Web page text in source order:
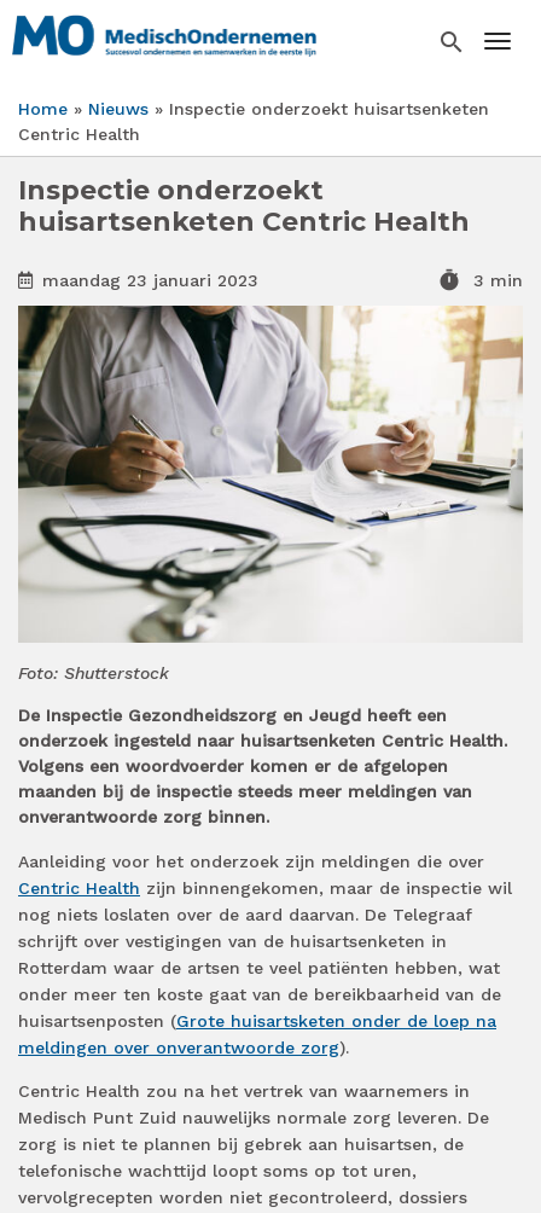
Overslaan
en
inhoud
gaan
search
Kruimelpad
Home Nieuws
Inspectie onderzoekt huisartsenketen
Centric Health
Inspectie onderzoekt
huisartsenketen Centric Health
maandag 23 januari 2023 timer 3 min
Foto: Shutterstock
De Inspectie Gezondheidszorg en Jeugd heeft een
onderzoek ingesteld naar huisartsenketen Centric Health.
Volgens een woordvoerder komen er de afgelopen
maanden bij de inspectie steeds meer meldingen van
onverantwoorde zorg binnen.
Aanleiding voor het onderzoek zijn meldingen die over
Centric Health zijn binnengekomen, maar de inspectie wil
nog niets loslaten over de aard daarvan. De Telegraaf
schrijft over vestigingen van de huisartsenketen in
Rotterdam waar de artsen te veel patiënten hebben, wat
onder meer ten koste gaat van de bereikbaarheid van de
huisartsenposten (Grote huisartsketen onder de loep na
meldingen over onverantwoorde zorg).
Centric Health zou na het vertrek van waarnemers in
Medisch Punt Zuid nauwelijks normale zorg leveren. De
zorg is niet te plannen bij gebrek aan huisartsen, de
telefonische wachttijd loopt soms op tot uren,
vervolgrecepten worden niet gecontroleerd, dossiers